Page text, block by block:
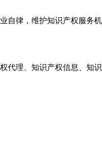
律，维护知识产权服务
理、知识产权信息、知